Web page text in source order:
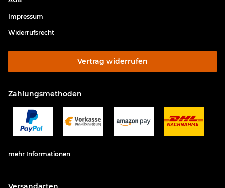
Impressum
Widerrufsrecht
Vertrag widerrufen
Zahlungsmethoden
mehr Informationen